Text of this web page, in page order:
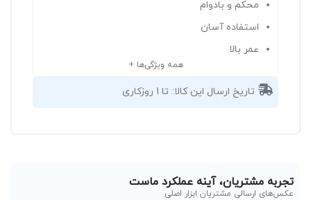
محکم و بادوام
استفاده آسان
عمر بالا
همه ویژگی‌ها +
تاریخ ارسال این کالا: تا 1 روزکاری
تجربه مشتریان، آینه عملکرد ماست
عکس‌های ارسالی مشتریان ابزار اصلی